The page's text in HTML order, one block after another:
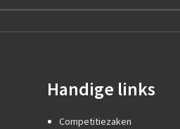
Handige links
Competitiezaken